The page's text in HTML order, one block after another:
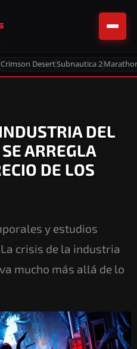
Crimson DesertSubnautica 2
DEL
ARREGLA
DE LOS
y estudios
crisis de la industria
mucho más allá de lo